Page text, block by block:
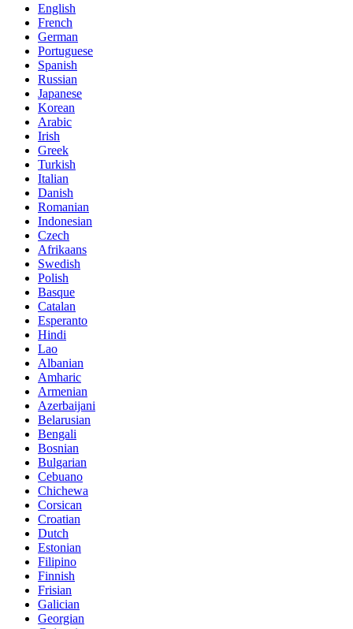
English
French
German
Portuguese
Spanish
Russian
Japanese
Korean
Arabic
Irish
Greek
Turkish
Italian
Danish
Romanian
Indonesian
Czech
Afrikaans
Swedish
Polish
Basque
Catalan
Esperanto
Hindi
Lao
Albanian
Amharic
Armenian
Azerbaijani
Belarusian
Bengali
Bosnian
Bulgarian
Cebuano
Chichewa
Corsican
Croatian
Dutch
Estonian
Filipino
Finnish
Frisian
Galician
Georgian